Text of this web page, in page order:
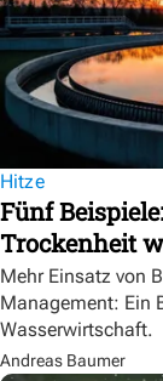
Hitze
Fünf
Trockenheit
Mehr Einsatz von
Management: Ein
Wasserwirtschaft.
Andreas Baumer